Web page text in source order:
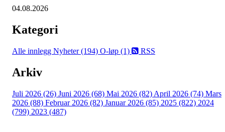
04.08.2026
Kategori
Alle innlegg Nyheter (194) O-løp (1) RSS
Arkiv
Juli 2026 (26) Juni 2026 (68) Mai 2026 (82) April 2026 (74) Mars
2026 (88) Februar 2026 (82) Januar 2026 (85) 2025 (822) 2024
(799) 2023 (487)